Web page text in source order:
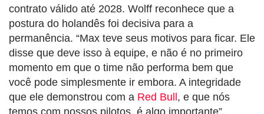
contrato válido até 2028. Wolff reconhece que a
postura do holandês foi decisiva para a
permanência. “Max teve seus motivos para ficar. Ele
disse que deve isso à equipe, e não é no primeiro
momento em que o time não performa bem que
você pode simplesmente ir embora. A integridade
que ele demonstrou com a Red Bull , e que nós